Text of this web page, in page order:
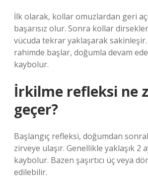
İlk olarak, kollar omuzlardan geri
başarısız olur. Sonra kollar
vücuda tekrar yaklaşarak
rahimde başlar, doğumla devam
kaybolur.
İrkilme refleksi ne
geçer?
Başlangıç ​​refleksi, doğumdan
zirveye ulaşır. Genellikle yaklaşık 2
kaybolur. Bazen şaşırtıcı üç veya
edilebilir.